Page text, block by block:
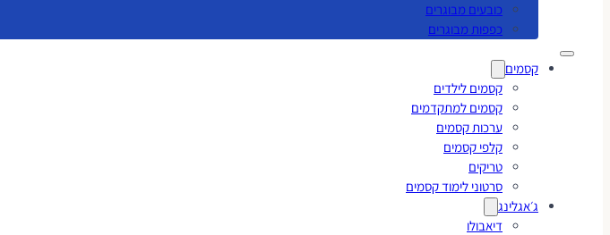
כובעים מבוגרים
כפפות מבוגרים
קסמים
קסמים לילדים
קסמים למתקדמים
ערכות קסמים
קלפי קסמים
טריקים
סרטוני לימוד קסמים
ג׳אגלינג
דיאבולו